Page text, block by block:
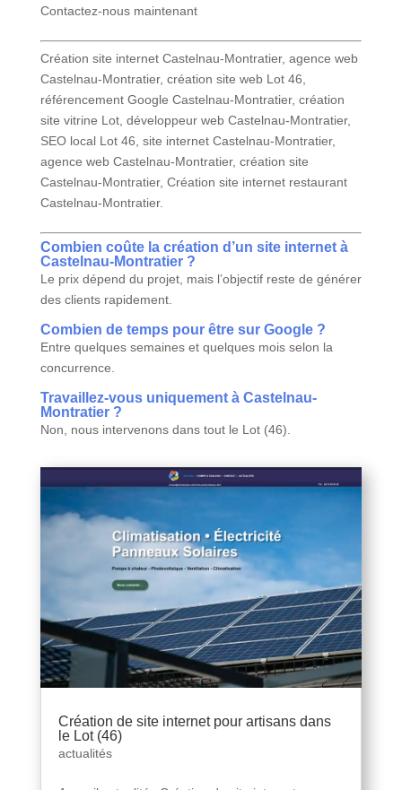
Contactez-nous maintenant
Création site internet Castelnau-Montratier, agence web
Castelnau-Montratier, création site web Lot 46,
référencement Google Castelnau-Montratier, création
site vitrine Lot, développeur web Castelnau-Montratier,
SEO local Lot 46, site internet Castelnau-Montratier,
agence web Castelnau-Montratier, création site
Castelnau-Montratier, Création site internet restaurant
Castelnau-Montratier.
Combien coûte la création d’un site internet à
Castelnau-Montratier ?
Le prix dépend du projet, mais l’objectif reste de générer
des clients rapidement.
Combien de temps pour être sur Google ?
Entre quelques semaines et quelques mois selon la
concurrence.
Travaillez-vous uniquement à Castelnau-
Montratier ?
Non, nous intervenons dans tout le Lot (46).
Création de site internet pour artisans dans
le Lot (46)
actualités